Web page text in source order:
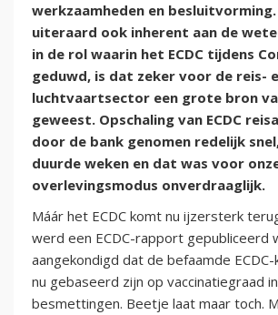
werkzaamheden en
uiteraard ook inherent aan de
in de rol waarin het ECDC tijdens
geduwd, is dat zeker voor de reis-
luchtvaartsector een grote bron
geweest. Opschaling van ECDC
door de bank genomen redelijk
duurde weken en dat was voor
overlevingsmodus onverdraaglijk.
Máár het ECDC komt nu ijzersterk
werd een ECDC-rapport gepubliceerd
aangekondigd dat de befaamde
nu gebaseerd zijn op vaccinatiegraad
besmettingen. Beetje laat maar toch.